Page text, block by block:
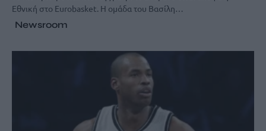
Εθνική στο Eurobasket. Η ομάδα του Βασίλη…
Newsroom